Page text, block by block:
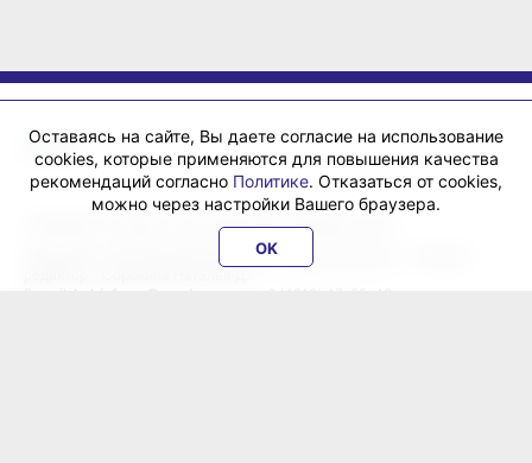
«ХабИнфо»: интернет-журнал города Хабаровска 16+
Учредитель: ООО Издательский дом «Гранд Экспресс». Главный
Оставаясь на сайте, Вы даете согласие на использование
cookies, которые применяются для повышения качества
рекомендаций согласно Политике. Отказаться от cookies,
можно через настройки Вашего браузера.
OK